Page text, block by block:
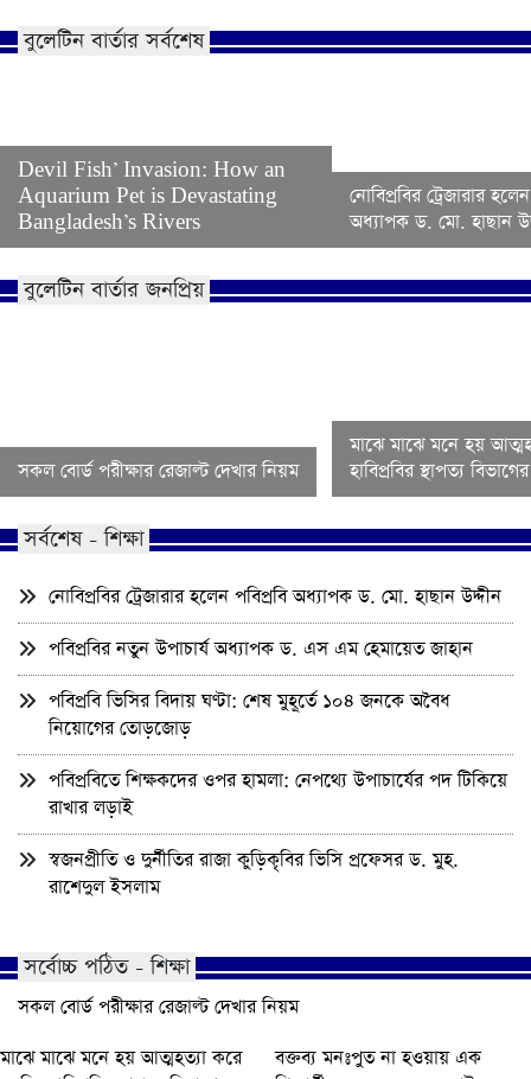
বুলেটিন বার্তার সর্বশেষ
Devil Fish’ Invasion: How an
Aquarium Pet is Devastating
Bangladesh’s Rivers
নোবিপ্রবির ট্রেজারার
অধ্যাপক ড. মো. হাছান
বুলেটিন বার্তার জনপ্রিয়
সকল বোর্ড পরীক্ষার রেজাল্ট দেখার নিয়ম
মাঝে মাঝে মনে হয়
হাবিপ্রবির স্থাপত্য
সর্বশেষ - শিক্ষা
নোবিপ্রবির ট্রেজারার হলেন পবিপ্রবি অধ্যাপক ড. মো. হাছান উদ্দীন
পবিপ্রবির নতুন উপাচার্য অধ্যাপক ড. এস এম হেমায়েত জাহান
পবিপ্রবি ভিসির বিদায় ঘণ্টা: শেষ মুহূর্তে ১০৪ জনকে অবৈধ
নিয়োগের তোড়জোড়
পবিপ্রবিতে শিক্ষকদের ওপর হামলা: নেপথ্যে উপাচার্যের পদ টিকিয়ে
রাখার লড়াই
স্বজনপ্রীতি ও দুর্নীতির রাজা কুড়িকৃবির ভিসি প্রফেসর ড. মুহ.
রাশেদুল ইসলাম
সর্বোচ্চ পঠিত - শিক্ষা
সকল বোর্ড পরীক্ষার রেজাল্ট দেখার নিয়ম
মাঝে মাঝে মনে হয় আত্মহত্যা করে
বক্তব্য মনঃপুত না হওয়ায় এক